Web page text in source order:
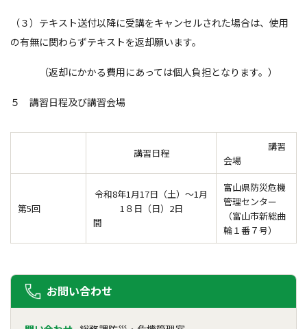
（３）テキスト送付以降に受講をキャンセルされた場合は、使用
の有無に関わらずテキストを返却願います。
（返却にかかる費用にあっては個人負担となります。）
５ 講習日程及び講習会場
講習日程
講習
会場
第5回
令和8年1月17日（土）～1月
1８日（日）2日
間
富山県防災危機
管理センター
（富山市新総曲
輪１番７号）
お問い合わせ